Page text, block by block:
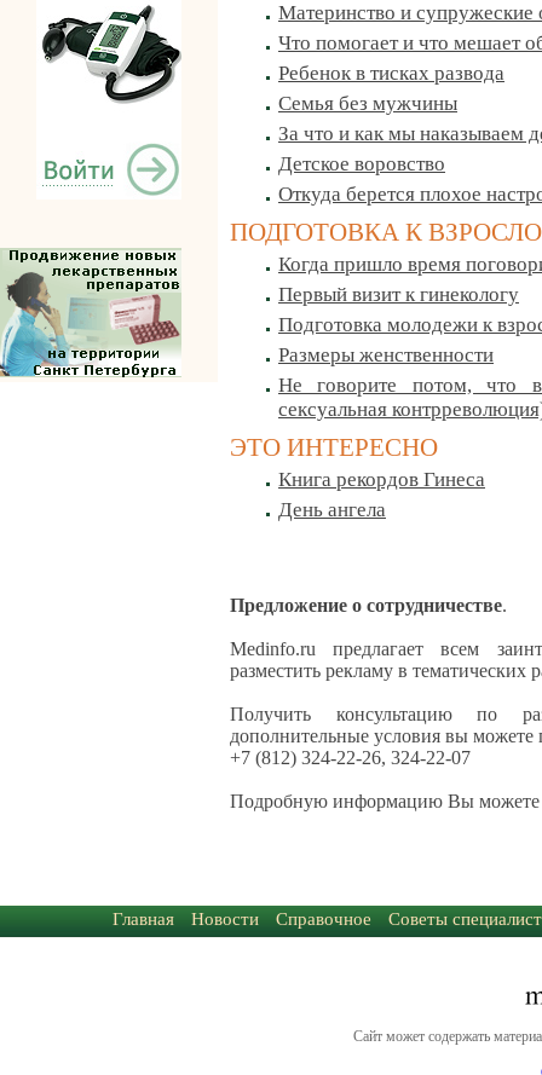
Материнство и супружеские
Что помогает и что мешает
Ребенок в тисках развода
Семья без мужчины
За что и как мы наказываем
Детское воровство
Откуда берется плохое
ПОДГОТОВКА К
Когда пришло время
Первый визит к гинекологу
Подготовка молодежи к
Размеры женственности
Не говорите потом, что
сексуальная
ЭТО ИНТЕРЕСНО
Книга рекордов Гинеса
День ангела
Предложение о сотрудничестве.
Medinfo.ru предлагает всем
разместить рекламу в тематических
Получить консультацию по
дополнительные условия вы можете
+7 (812) 324-22-26, 324-22-07
Подробную информацию Вы можете
Главная Новости Справочное Советы
Сайт может содержать